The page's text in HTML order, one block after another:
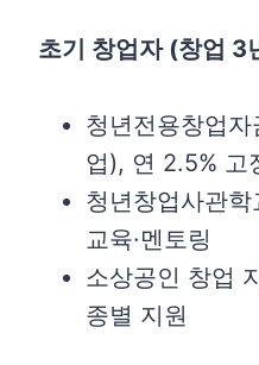
초기 창업자 (창업 3
청년전용창업
업), 연 2.5% 고
청년창업사관학
교육·멘토링
소상공인 창업
종별 지원